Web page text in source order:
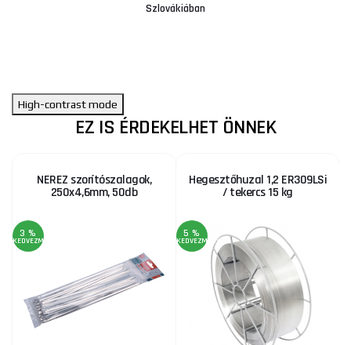
Szlovákiában
High-contrast mode
EZ IS ÉRDEKELHET ÖNNEK
NEREZ szorítószalagok,
250x4,6mm, 50db
3 %
KEDVEZMÉNY
Hegesztőhuzal 1,2 ER309LSi
/ tekercs 15 kg
5 %
KEDVEZMÉNY